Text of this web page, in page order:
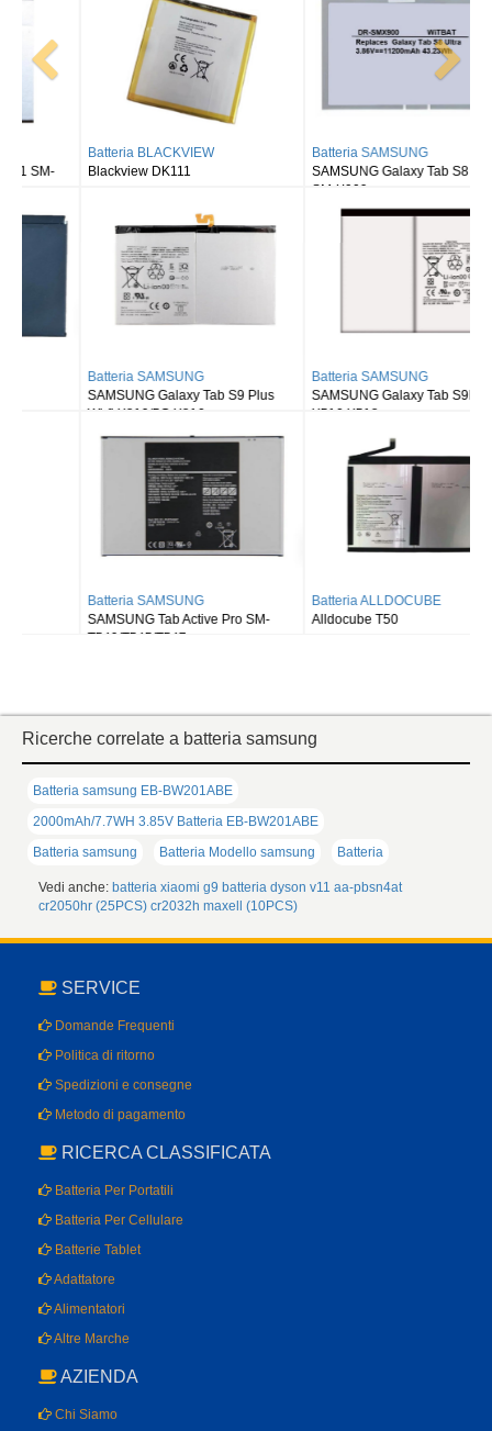
Batteria BLACKVIEW
Blackview DK111
Batteria SAMSUNG
SAMSUNG Galaxy Tab S8 Ultra
Batteria SAMSUNG
SAMSUNG Galaxy Tab S9 Plus
Wi-fi X810/5G X816
Batteria SAMSUNG
SAMSUNG Galaxy Tab S9FE X510
X516 X518
Batteria SAMSUNG
SAMSUNG Tab Active Pro SM-
T540/T545/T547
Batteria ALLDOCUBE
Alldocube T50
Ricerche correlate a batteria samsung
Batteria samsung EB-BW201ABE
2000mAh/7.7WH 3.85V Batteria EB-BW201ABE
Batteria samsung
Batteria Modello samsung Batteria
Vedi anche: batteria xiaomi g9 batteria dyson v11 aa-pbsn4at
cr2050hr (25PCS) cr2032h maxell (10PCS)
SERVICE
Domande Frequenti
Politica di ritorno
Spedizioni e consegne
Metodo di pagamento
RICERCA CLASSIFICATA
Batteria Per Portatili
Batteria Per Cellulare
Batterie Tablet
Adattatore
Alimentatori
Altre Marche
AZIENDA
Chi Siamo